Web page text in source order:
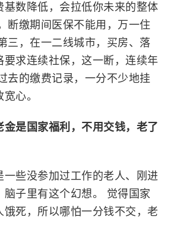
基数降低，会拉低你未来的整体
断缴期间医保不能用，万一住
三，在一二线城市，买房、落
要求连续社保，这一断，连续年
去的缴费记录，一分不少地挂
心。
金是国家福利，不用交钱，老了
一些没参加过工作的老人、刚进
脑子里有这个幻想。 觉得国家
饿死，所以哪怕一分钱不交，老